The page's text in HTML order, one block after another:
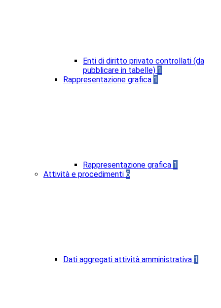
Enti di diritto privato controllati (da
pubblicare in tabelle) 1
Rappresentazione grafica 1
Rappresentazione grafica 1
Attività e procedimenti 6
Dati aggregati attività amministrativa 1